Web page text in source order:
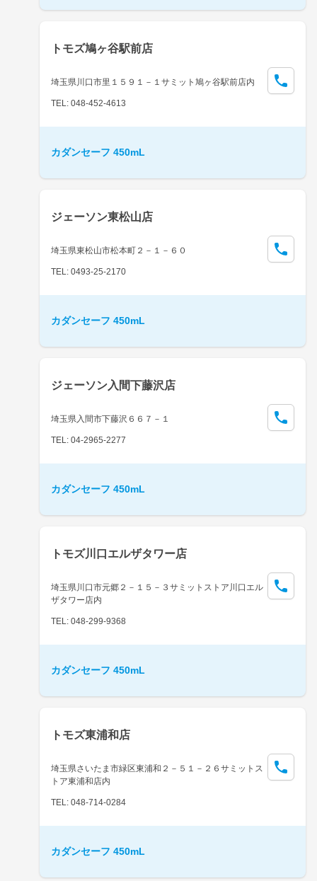
トモズ鳩ヶ谷駅前店
埼玉県川口市里１５９１－１サミット鳩ヶ谷駅前店内
TEL: 048-452-4613
カダンセーフ 450mL
ジェーソン東松山店
埼玉県東松山市松本町２－１－６０
TEL: 0493-25-2170
カダンセーフ 450mL
ジェーソン入間下藤沢店
埼玉県入間市下藤沢６６７－１
TEL: 04-2965-2277
カダンセーフ 450mL
トモズ川口エルザタワー店
埼玉県川口市元郷２－１５－３サミットストア川口エル
ザタワー店内
TEL: 048-299-9368
カダンセーフ 450mL
トモズ東浦和店
埼玉県さいたま市緑区東浦和２－５１－２６サミットス
トア東浦和店内
TEL: 048-714-0284
カダンセーフ 450mL